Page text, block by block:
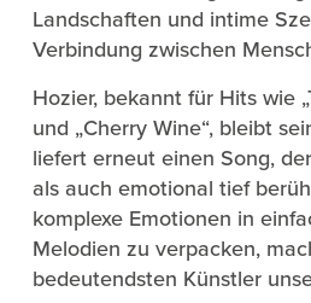
Landschaften und intime
Verbindung zwischen
Hozier, bekannt für Hits wie
und „Cherry Wine“, bleibt
liefert erneut einen Song,
als auch emotional tief
komplexe Emotionen in
Melodien zu verpacken,
bedeutendsten Künstler